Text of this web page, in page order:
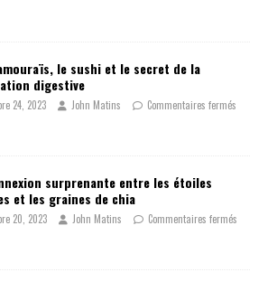
le sushi et le secret de la
digestive
24, 2023 John Matins Commentaires fermés
surprenante entre les étoiles
et les graines de chia
20, 2023 John Matins Commentaires fermés